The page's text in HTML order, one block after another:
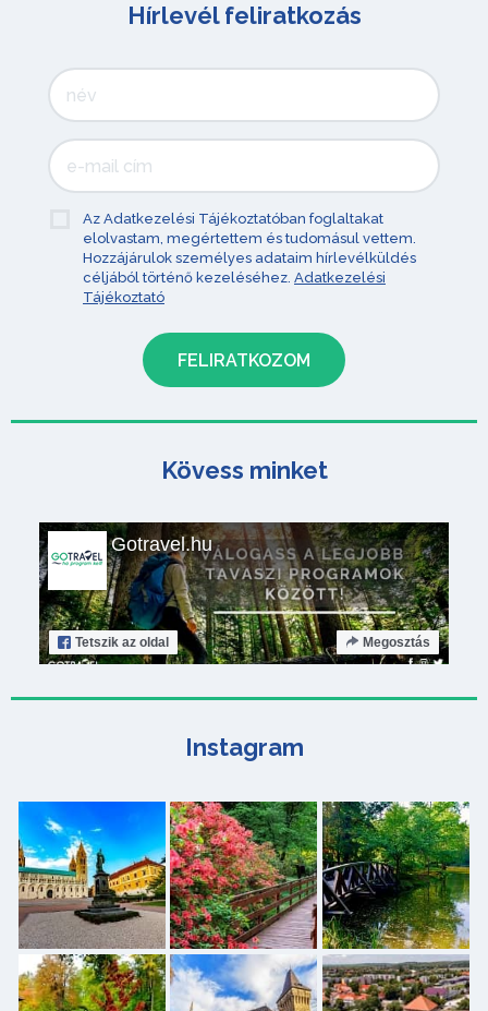
Hírlevél feliratkozás
Az Adatkezelési Tájékoztatóban foglaltakat
elolvastam, megértettem és tudomásul vettem.
Hozzájárulok személyes adataim hírlevélküldés
céljából történő kezeléséhez. Adatkezelési
Tájékoztató
Kövess minket
Gotravel.hu
Tetszik az oldal Megosztás
Instagram